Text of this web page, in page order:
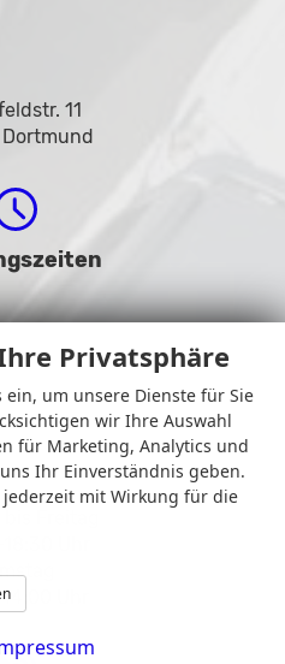
11
Uhr
Privatsphäre
ein, um unsere Dienste für Sie
wir Ihre Auswahl
für Marketing, Analytics und
Ihr Einverständnis geben.
mit Wirkung für die